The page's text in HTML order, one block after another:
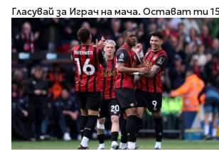
Гласувай за Играч на мача. Остават ти